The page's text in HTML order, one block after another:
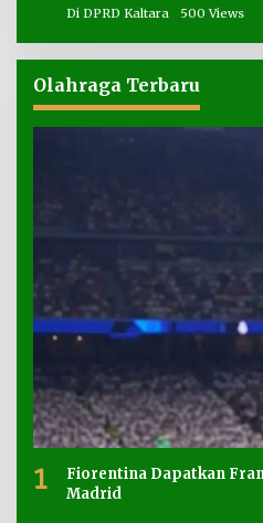
Di DPRD Kaltara 500 Views
Olahraga Terbaru
1
Fiorentina Dapatkan
Madrid